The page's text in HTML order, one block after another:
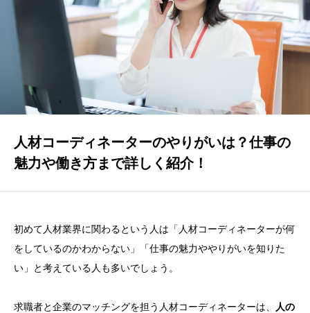
RECRUITMENT
ストロングポイントで働こう。
NEW GRADUATE
新卒向けのPATコーポレーションの5つの魅力
人と企業のストロングポイントで世界を変えていく。
CONTACT
PATコーポレーションへのお問い合わせ
人材コーディネーターのやりがいは？仕事の
魅力や働き方まで詳しく紹介！
初めて人材業界に関わるという人は「人材コーディネーターが何
をしているのかわからない」「仕事の魅力ややりがいを知りた
い」と考えている人も多いでしょう。
求職者と企業のマッチングを担う人材コーディネーターは、
人の